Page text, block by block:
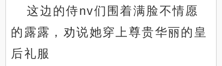
这边的侍nv们围着满脸不情愿
的露露，劝说她穿上尊贵华丽的皇
后礼服